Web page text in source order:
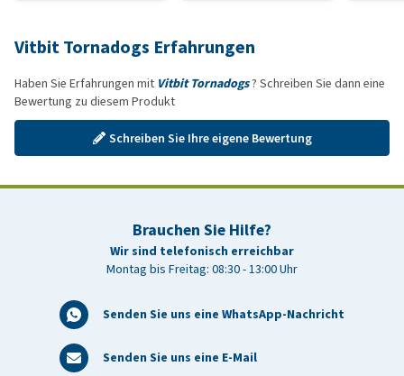
Vitbit Tornadogs Erfahrungen
Haben Sie Erfahrungen mit Vitbit Tornadogs? Schreiben Sie dann eine
Bewertung zu diesem Produkt
Schreiben Sie Ihre eigene Bewertung
Brauchen Sie Hilfe?
Wir sind telefonisch erreichbar
Montag bis Freitag: 08:30 - 13:00 Uhr
Senden Sie uns eine WhatsApp-Nachricht
Senden Sie uns eine E-Mail